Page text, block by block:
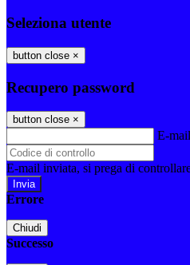
Seleziona utente
button close ×
Recupero password
button close ×
E-mail
E-mail inviata, si prega di
Errore
Chiudi
Successo